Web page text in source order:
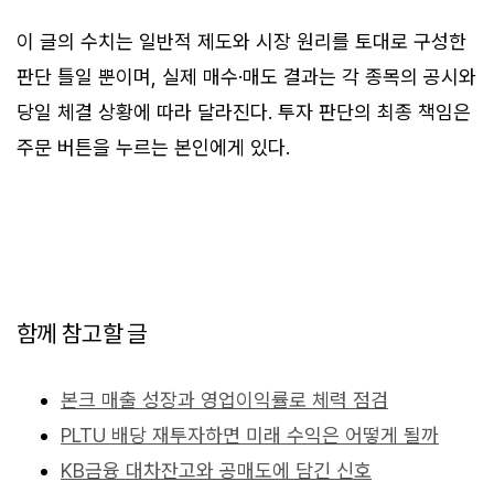
이 글의 수치는 일반적 제도와 시장 원리를 토대로 구성한
판단 틀일 뿐이며, 실제 매수·매도 결과는 각 종목의 공시와
당일 체결 상황에 따라 달라진다. 투자 판단의 최종 책임은
주문 버튼을 누르는 본인에게 있다.
함께 참고할 글
본크 매출 성장과 영업이익률로 체력 점검
PLTU 배당 재투자하면 미래 수익은 어떻게 될까
KB금융 대차잔고와 공매도에 담긴 신호